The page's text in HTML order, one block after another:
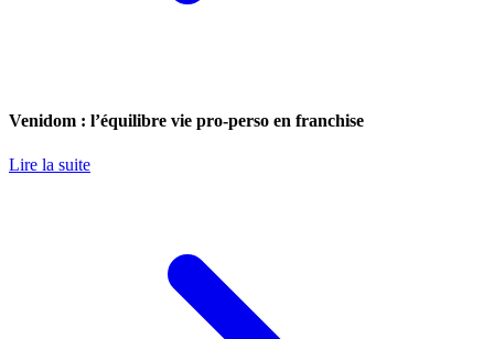
Venidom : l’équilibre vie pro-perso en franchise
Lire la suite